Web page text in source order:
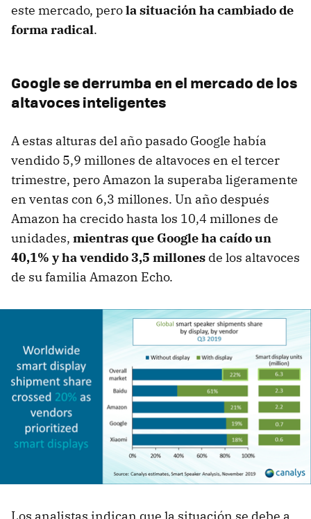
este mercado, perola situación ha cambiado de
forma radical.
Google se derrumba en el mercado de los
altavoces inteligentes
A estas alturas del año pasado Google había
vendido 5,9 millones de altavoces en el tercer
trimestre, pero Amazon la superaba ligeramente
en ventas con 6,3 millones. Un año después
Amazon ha crecido hasta los 10,4 millones de
unidades, mientras que Google ha caído un
40,1% y ha vendido 3,5 millones de los altavoces
de su familia Amazon Echo.